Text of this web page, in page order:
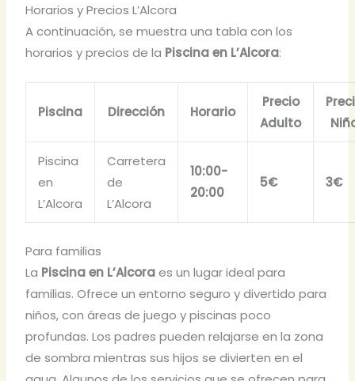
Horarios y Precios L’Alcora
A continuación, se muestra una tabla con los
horarios y precios de la Piscina en L’Alcora:
Piscina Dirección Horario
Precio
Adulto
Piscina
en
L’Alcora
Carretera
de
L’Alcora
10:00-
20:00
5€ 3€
Para familias
La Piscina en L’Alcoraes un lugar ideal para
familias. Ofrece un entorno seguro y divertido para
niños, con áreas de juego y piscinas poco
profundas. Los padres pueden relajarse en la zona
de sombra mientras sus hijos se divierten en el